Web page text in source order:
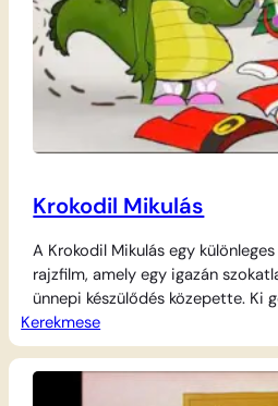
Krokodil Mikulás
A Krokodil Mikulás egy
rajzfilm, amely egy igazán
ünnepi készülődés közepette. Ki
hatalmas krokodilból is válhat
Mikulás? Ez a kedves történet
legkisebbeknek, hogy nem a
„külcsín”, hanem a belső jóság és
Kerekmese